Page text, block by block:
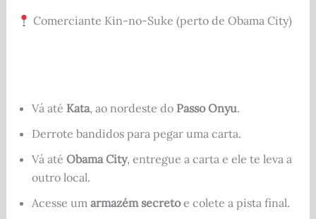
Comerciante Kin-no-Suke (perto de Obama City)
Vá até Kata, ao nordeste do Passo Onyu.
Derrote bandidos para pegar uma carta.
Vá até Obama City, entregue a carta e ele te leva a
outro local.
Acesse um armazém secretoe colete a pista final.